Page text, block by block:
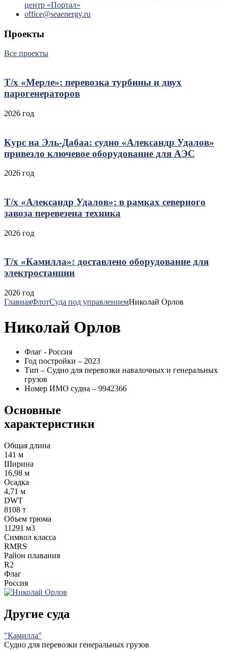
центр «Портал»
office@seaenergy.ru
Проекты
Все проекты
Т/х «Мерле»: перевозка турбины и двух
парогенераторов
2026 год
Курс на Эль‑Дабаа: судно «Александр Удалов»
привезло ключевое оборудование для АЭС
2026 год
Т/х «Александр Удалов»: в рамках северного
завоза перевезена техника
2026 год
Т/х «Камилла»: доставлено оборудование для
электростанции
2026 год
ГлавнаяФлотСуда под управлениемНиколай Орлов
Николай Орлов
Флаг - Россия
Год постройки – 2023
Тип – Судно для перевозки навалочных и генеральных
грузов
Номер ИМО судна – 9942366
Основные
характеристики
Общая длина
141 м
Ширина
16,98 м
Осадка
4,71 м
DWT
8108 т
Объем трюма
11291 м3
Символ класса
RMRS
Район плавания
R2
Флаг
Россия
Другие суда
"Камилла"
Судно для перевозки генеральных грузов